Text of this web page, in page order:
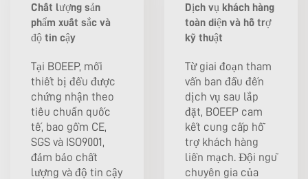
Chất lượng sản
phẩm xuất sắc và
độ tin cậy
Tại BOEEP, mỗi
thiết bị đều được
chứng nhận theo
tiêu chuẩn quốc
tế, bao gồm CE,
SGS và ISO9001,
đảm bảo chất
lượng và độ tin cậy
Dịch vụ khách hàng
toàn diện và hỗ trợ
kỹ thuật
Từ giai đoạn tham
vấn ban đầu đến
dịch vụ sau lắp
đặt, BOEEP cam
kết cung cấp hỗ
trợ khách hàng
liền mạch. Đội ngũ
chuyên gia của